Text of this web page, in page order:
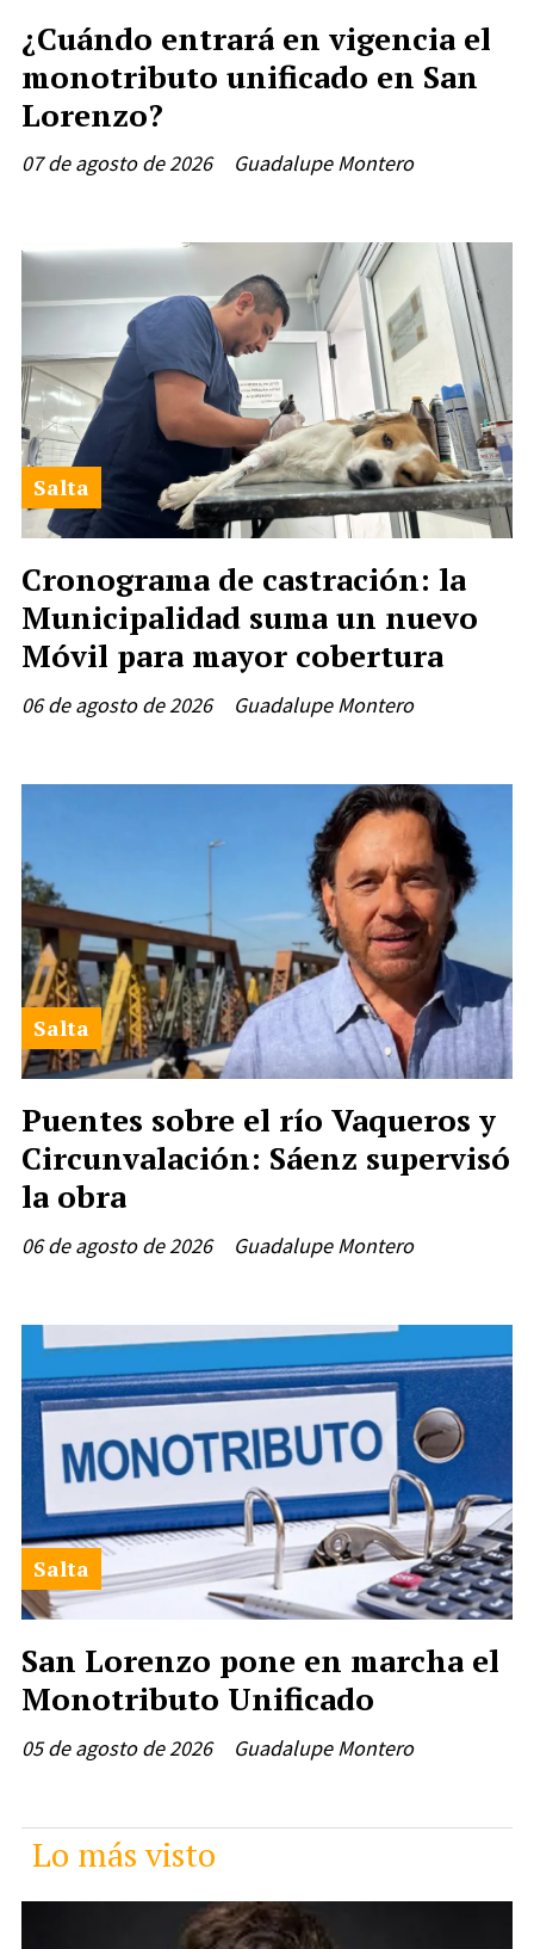
¿Cuándo entrará en vigencia el
monotributo unificado en San
Lorenzo?
Guadalupe Montero
07 de agosto de 2026
Cronograma de castración: la
Municipalidad suma un nuevo
Móvil para mayor cobertura
Guadalupe Montero
Salta
06 de agosto de 2026
Puentes sobre el río Vaqueros y
Circunvalación: Sáenz supervisó
la obra
Guadalupe Montero
Salta
06 de agosto de 2026
San Lorenzo pone en marcha el
Monotributo Unificado
Guadalupe Montero
Salta
05 de agosto de 2026
Lo más visto